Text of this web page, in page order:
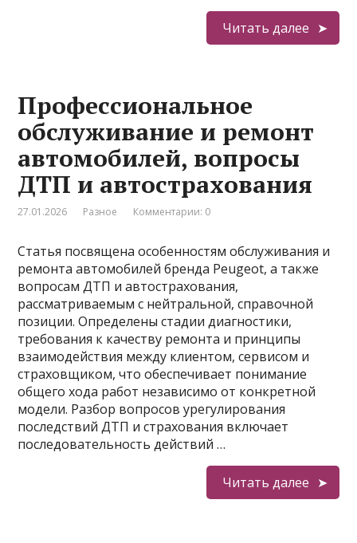
Читать далее
Профессиональное
обслуживание и ремонт
автомобилей, вопросы
ДТП и автострахования
27.01.2026 Разное Комментарии: 0
Статья посвящена особенностям обслуживания и
ремонта автомобилей бренда Peugeot, а также
вопросам ДТП и автострахования,
рассматриваемым с нейтральной, справочной
позиции. Определены стадии диагностики,
требования к качеству ремонта и принципы
взаимодействия между клиентом, сервисом и
страховщиком, что обеспечивает понимание
общего хода работ независимо от конкретной
модели. Разбор вопросов урегулирования
последствий ДТП и страхования включает
последовательность действий …
Читать далее